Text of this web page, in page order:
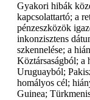
Gyakori hibák
kapcsolattartó; a
pénzeszközök
inkonzisztens
szkennelése; a
Köztársaságból; a
Uruguayból;
homályos cél;
Guinea;